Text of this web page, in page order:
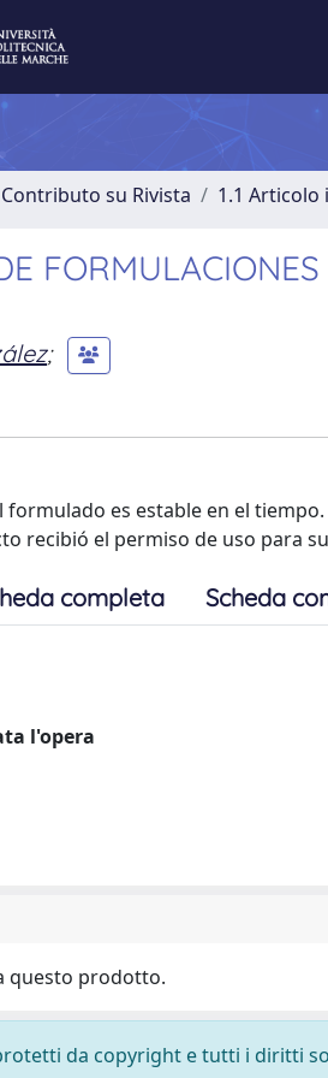
su Rivista 1.1 Articolo
;
formulado es estable en el
recibió el permiso de uso para
completa Scheda
l'opera
questo prodotto.
da copyright e tutti i diritti